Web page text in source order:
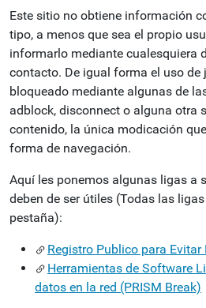
Este sitio no obtiene información
tipo, a menos que sea el propio
informarlo mediante cualesquiera
contacto. De igual forma el uso de
bloqueado mediante algunas de
adblock, disconnect o alguna otra
contenido, la única modicación
forma de navegación.
Aquí les ponemos algunas ligas a
deben de ser útiles (Todas las
pestaña):
Registro Publico para Evitar
Herramientas de Software
datos en la red (PRISM Break)